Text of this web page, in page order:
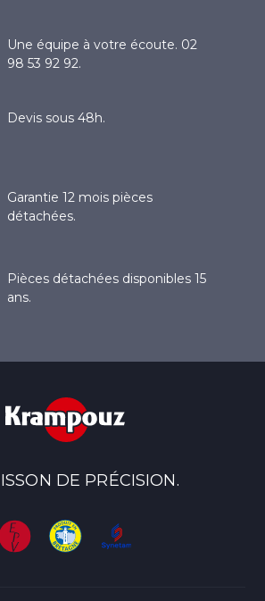
Une équipe à votre écoute. 02
98 53 92 92.
Devis sous 48h.
Garantie 12 mois pièces
détachées.
Pièces détachées disponibles 15
ans.
DE PRÉCISION.